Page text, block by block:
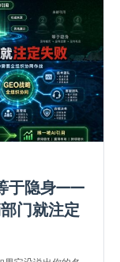
于隐身——
门就注定